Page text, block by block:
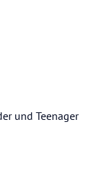
und Teenager